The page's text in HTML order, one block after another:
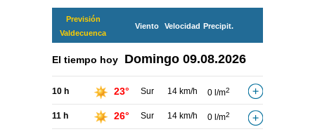
Previsión
Valdecuenca
Viento Velocidad Precipit.
El tiempo hoy Domingo 09.08.2026
10 h 23° Sur 14 km/h 0 l/m2
11 h 26° Sur 14 km/h 0 l/m2